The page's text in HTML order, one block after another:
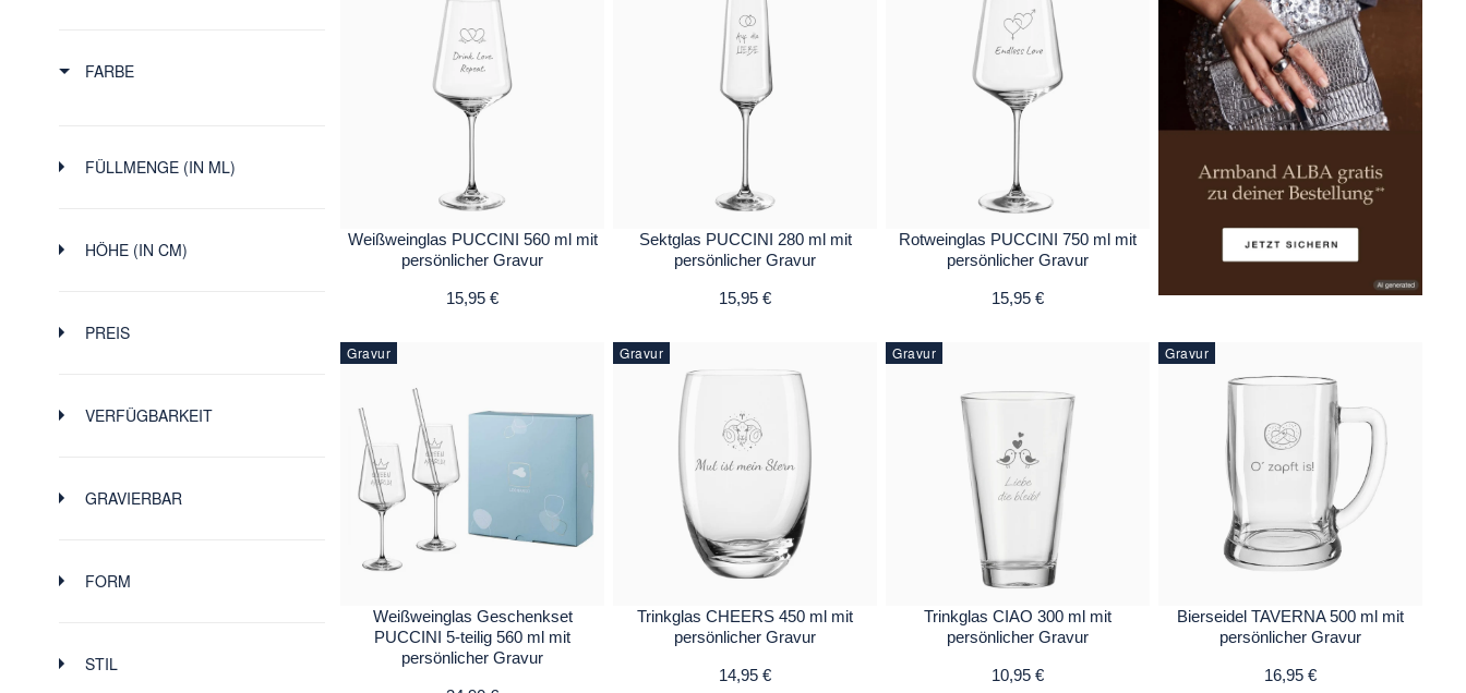
FARBE
FÜLLMENGE (IN ML)
HÖHE (IN CM)
PREIS
VERFÜGBARKEIT
GRAVIERBAR
FORM
STIL
Weißweinglas PUCCINI 560 ml mit
persönlicher Gravur
15,95 €
Sektglas PUCCINI 280 ml mit
persönlicher Gravur
15,95 €
Rotweinglas PUCCINI 750 ml mit
persönlicher Gravur
15,95 €
Gravur
Weißweinglas Geschenkset
PUCCINI 5-teilig 560 ml mit
persönlicher Gravur
Gravur
Trinkglas CHEERS 450 ml mit
persönlicher Gravur
14,95 €
Gravur
Trinkglas CIAO 300 ml mit
persönlicher Gravur
10,95 €
Gravur
Bierseidel TAVERNA 500 ml mit
persönlicher Gravur
16,95 €